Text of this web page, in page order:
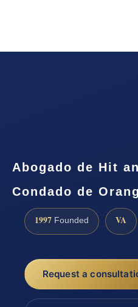
Abogado de Hit
Condado de
1997 Founded VA
Request a